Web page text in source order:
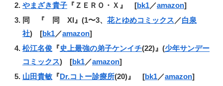
やまざき貴子 『ＺＥＲＯ・Ｘ』 [bk1／amazon]
同 『 同 XI』(1〜3、 花とゆめコミックス ／白泉
社) [bk1／amazon]
松江名俊 『史上最強の弟子ケンイチ(22)』(少年サンデー
コミックス) [bk1／amazon]
山田貴敏 『Dr.コトー診療所(20)』 [bk1／amazon]